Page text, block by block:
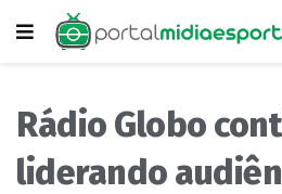
Rádio Globo
liderando